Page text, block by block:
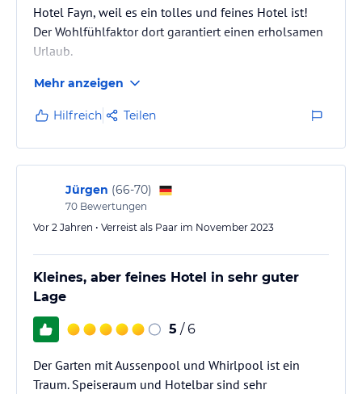
Hotel Fayn, weil es ein tolles und feines Hotel ist!
Der Wohlfühlfaktor dort garantiert einen erholsamen
Urlaub.
Mehr anzeigen
Hilfreich Teilen
Jürgen (66-70)
70 Bewertungen
Vor 2 Jahren • Verreist als Paar im November 2023
Kleines, aber feines Hotel in sehr guter
Lage
5 / 6
Der Garten mit Aussenpool und Whirlpool ist ein
Traum. Speiseraum und Hotelbar sind sehr